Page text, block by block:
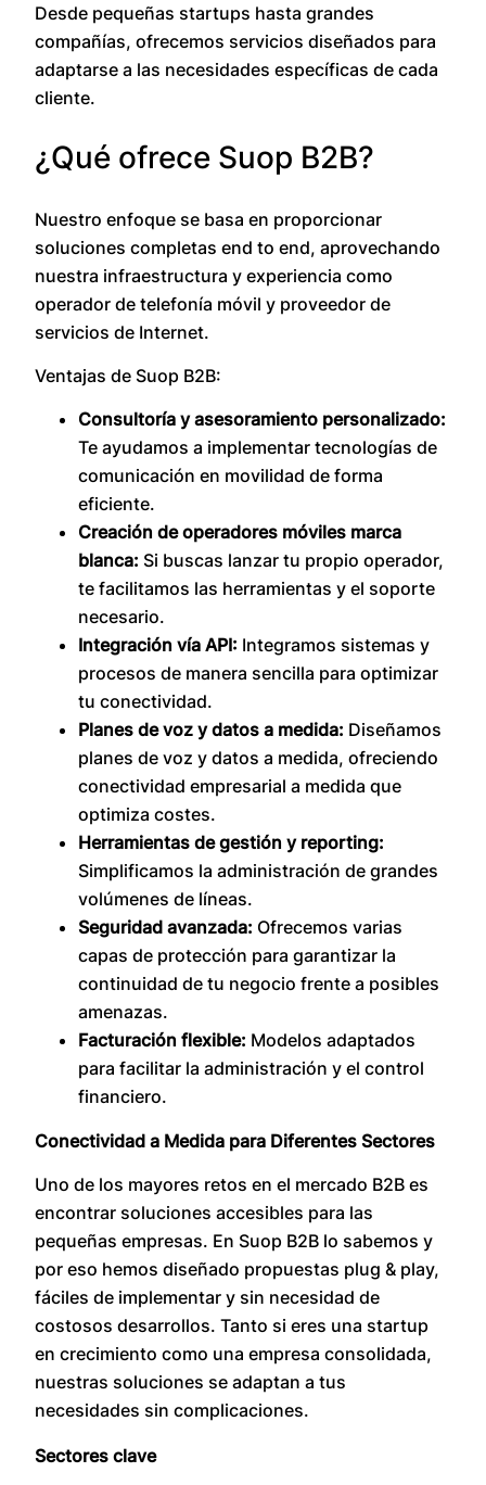
Desde pequeñas startups hasta grandes
compañías, ofrecemos servicios diseñados para
adaptarse a las necesidades específicas de cada
cliente.
¿Qué ofrece Suop B2B?
Nuestro enfoque se basa en proporcionar
soluciones completas end to end, aprovechando
nuestra infraestructura y experiencia como
operador de telefonía móvil y proveedor de
servicios de Internet.
Ventajas de Suop B2B:
Consultoría y asesoramiento personalizado:
Te ayudamos a implementar tecnologías de
comunicación en movilidad de forma
eficiente.
Creación de operadores móviles marca
blanca: Si buscas lanzar tu propio operador,
te facilitamos las herramientas y el soporte
necesario.
Integración vía API: Integramos sistemas y
procesos de manera sencilla para optimizar
tu conectividad.
Planes de voz y datos a medida: Diseñamos
planes de voz y datos a medida, ofreciendo
conectividad empresarial a medida que
optimiza costes.
Herramientas de gestión y reporting:
Simplificamos la administración de grandes
volúmenes de líneas.
Seguridad avanzada: Ofrecemos varias
capas de protección para garantizar la
continuidad de tu negocio frente a posibles
amenazas.
Facturación flexible: Modelos adaptados
para facilitar la administración y el control
financiero.
Conectividad a Medida para Diferentes Sectores
Uno de los mayores retos en el mercado B2B es
encontrar soluciones accesibles para las
pequeñas empresas. En Suop B2B lo sabemos y
por eso hemos diseñado propuestas plug & play,
fáciles de implementar y sin necesidad de
costosos desarrollos. Tanto si eres una startup
en crecimiento como una empresa consolidada,
nuestras soluciones se adaptan a tus
necesidades sin complicaciones.
Sectores clave